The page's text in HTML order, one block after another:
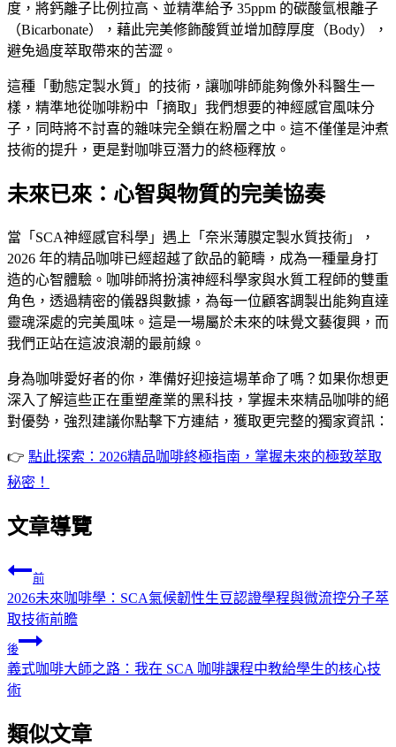
度，將鈣離子比例拉高、並精準給予 35ppm 的碳酸氫根離子
（Bicarbonate），藉此完美修飾酸質並增加醇厚度（Body），
避免過度萃取帶來的苦澀。
這種「動態定製水質」的技術，讓咖啡師能夠像外科醫生一
樣，精準地從咖啡粉中「摘取」我們想要的神經感官風味分
子，同時將不討喜的雜味完全鎖在粉層之中。這不僅僅是沖煮
技術的提升，更是對咖啡豆潛力的終極釋放。
未來已來：心智與物質的完美協奏
當「SCA神經感官科學」遇上「奈米薄膜定製水質技術」，
2026 年的精品咖啡已經超越了飲品的範疇，成為一種量身打
造的心智體驗。咖啡師將扮演神經科學家與水質工程師的雙重
角色，透過精密的儀器與數據，為每一位顧客調製出能夠直達
靈魂深處的完美風味。這是一場屬於未來的味覺文藝復興，而
我們正站在這波浪潮的最前線。
身為咖啡愛好者的你，準備好迎接這場革命了嗎？如果你想更
深入了解這些正在重塑產業的黑科技，掌握未來精品咖啡的絕
對優勢，強烈建議你點擊下方連結，獲取更完整的獨家資訊：
👉 點此探索：2026精品咖啡終極指南，掌握未來的極致萃取
秘密！
文章導覽
前
2026未來咖啡學：SCA氣候韌性生豆認證學程與微流控分子萃
取技術前瞻
後
義式咖啡大師之路：我在 SCA 咖啡課程中教給學生的核心技
術
類似文章